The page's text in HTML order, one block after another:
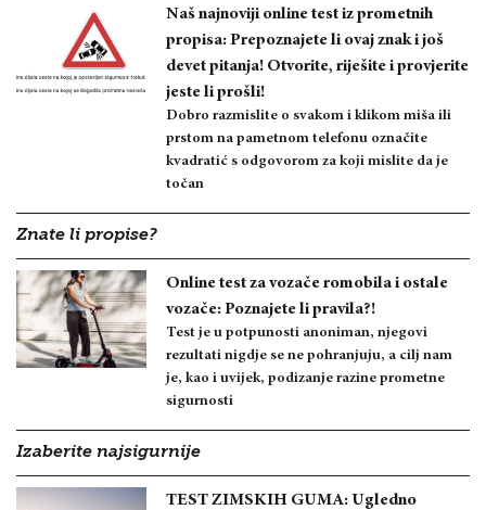
Naš najnoviji online test iz prometnih
propisa: Prepoznajete li ovaj znak i još
devet pitanja! Otvorite, riješite i provjerite
jeste li prošli!
Dobro razmislite o svakom i klikom miša ili
prstom na pametnom telefonu označite
kvadratić s odgovorom za koji mislite da je
točan
Znate li propise?
Online test za vozače romobila i ostale
vozače: Poznajete li pravila?!
Test je u potpunosti anoniman, njegovi
rezultati nigdje se ne pohranjuju, a cilj nam
je, kao i uvijek, podizanje razine prometne
sigurnosti
Izaberite najsigurnije
TEST ZIMSKIH GUMA: Ugledno